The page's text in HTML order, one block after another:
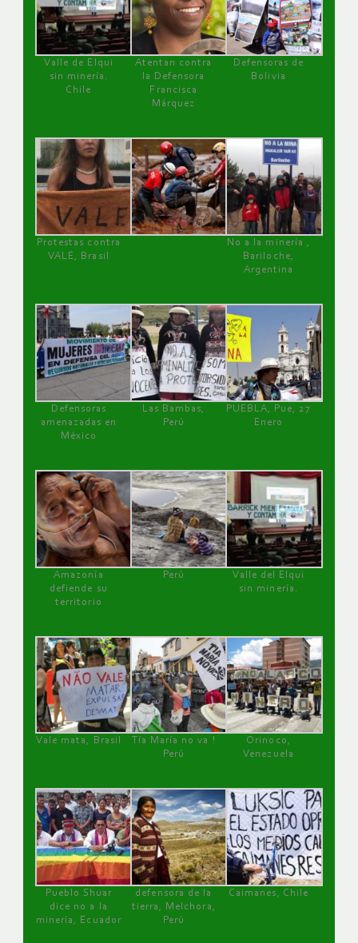
Valle de Elqui
sin minería.
Chile
Atentan contra
la Defensora
Francisca
Márquez
Defensoras de
Bolivia
Protestas contra
VALE, Brasil
No a la minería ,
Bariloche,
Argentina
Defensoras
amenazadas en
México
Las Bambas,
Perú
PUEBLA, Pue, 27
Enero
Amazonía
defiende su
territorio
Perú
Valle del Elqui
sin minería.
Vale mata, Brasil
Tía María no va !
Perú
Orinoco,
Venezuela
Pueblo Shuar
dice no a la
minería, Ecuador
defensora de la
tierra, Melchora,
Perú
Caimanes, Chile